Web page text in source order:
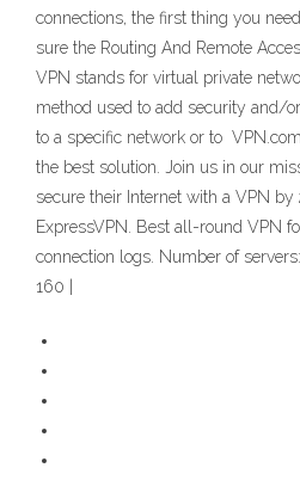
connections, the first thing you
sure the Routing And Remote
VPN stands for virtual private
method used to add security and/
to a specific network or to
the best solution. Join us in our
secure their Internet with a VPN by
ExpressVPN. Best all-round VPN
connection logs. Number of
160 |